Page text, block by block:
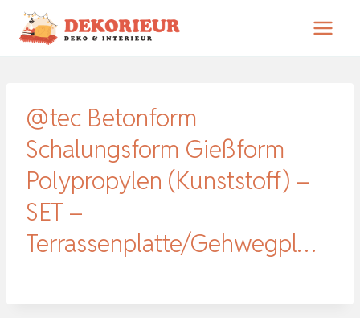
Zum
Inhalt
@tec Betonform
Schalungsform Gießform
Polypropylen (Kunststoff) –
SET –
Terrassenplatte/Gehwegpl…